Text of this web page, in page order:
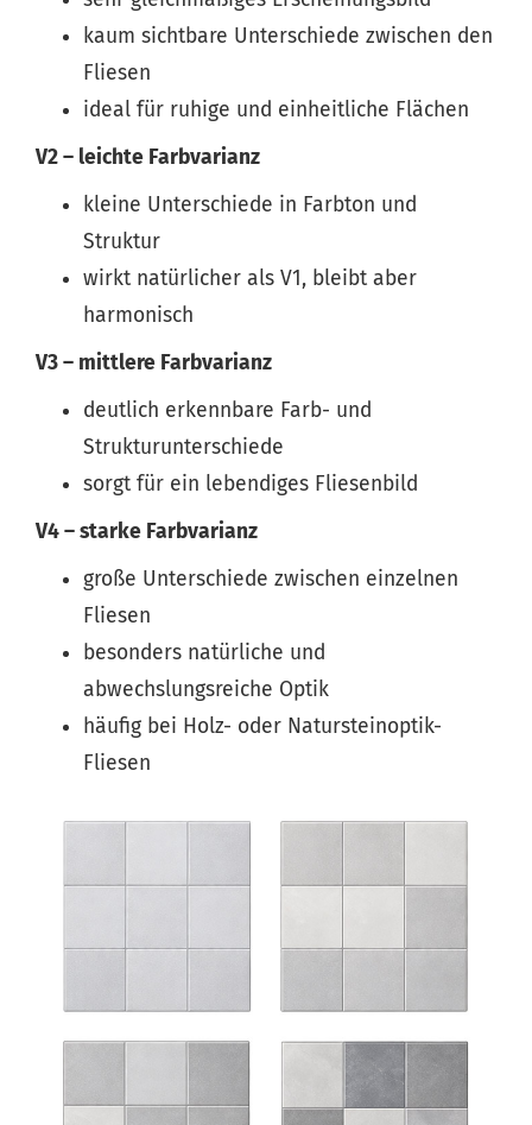
kaum sichtbare Unterschiede zwischen den
Fliesen
ideal für ruhige und einheitliche Flächen
V2 – leichte Farbvarianz
kleine Unterschiede in Farbton und
Struktur
wirkt natürlicher als V1, bleibt aber
harmonisch
V3 – mittlere Farbvarianz
deutlich erkennbare Farb- und
Strukturunterschiede
sorgt für ein lebendiges Fliesenbild
V4 – starke Farbvarianz
große Unterschiede zwischen einzelnen
Fliesen
besonders natürliche und
abwechslungsreiche Optik
häufig bei Holz- oder Natursteinoptik-
Fliesen